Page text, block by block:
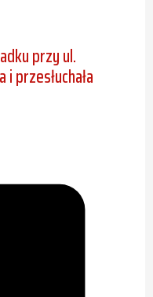
przy ul.
przesłuchała